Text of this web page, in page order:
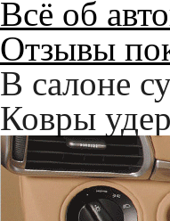
Всё об
Отзывы
Служат до
Только